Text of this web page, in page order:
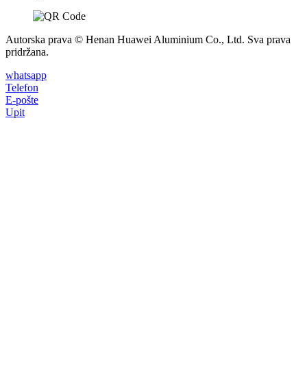
Autorska prava © Henan Huawei Aluminium Co., Ltd. Sva prava
pridržana.
whatsapp
Telefon
E-pošte
Upit